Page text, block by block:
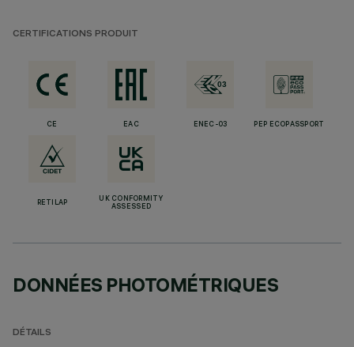
CERTIFICATIONS PRODUIT
CE EAC ENEC-03 PEP ECOPASSPORT
RETILAP
UK CONFORMITY
ASSESSED
DONNÉES PHOTOMÉTRIQUES
DÉTAILS